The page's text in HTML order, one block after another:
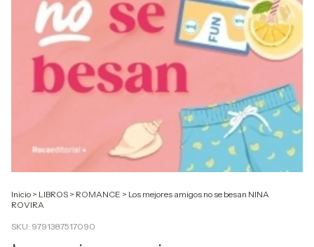
Inicio > LIBROS > ROMANCE > Los mejores amigos no se besan NINA
ROVIRA
SKU: 9791387517090